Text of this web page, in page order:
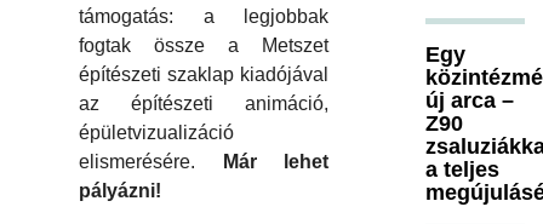
támogatás: a legjobbak
fogtak össze a Metszet
építészeti szaklap kiadójával
az építészeti animáció,
épületvizualizáció
elismerésére.
Már lehet
pályázni!
Egy
új arca –
Z90
a teljes